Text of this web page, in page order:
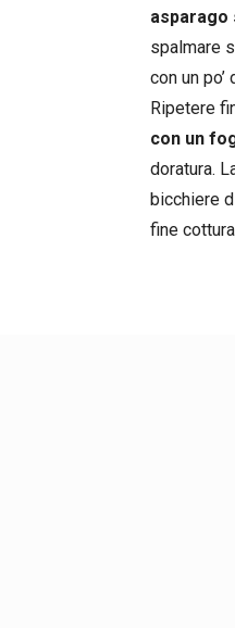
asparago
spalmare
con un
Ripetere
con un
doratura.
bicchiere
fine